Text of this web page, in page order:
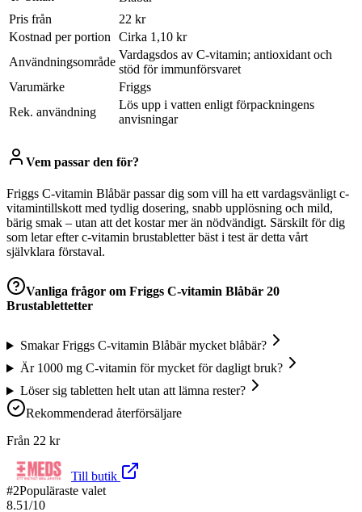
Pris från
22 kr
Kostnad per portion
Cirka 1,10 kr
Användningsområde
Vardagsdos av C-vitamin; antioxidant och
stöd för immunförsvaret
Varumärke
Friggs
Rek. användning
Lös upp i vatten enligt förpackningens
anvisningar
Vem passar den för?
Friggs C-vitamin Blåbär passar dig som vill ha ett vardagsvänligt c-
vitamintillskott med tydlig dosering, snabb upplösning och mild,
bärig smak – utan att det kostar mer än nödvändigt. Särskilt för dig
som letar efter c-vitamin brustabletter bäst i test är detta vårt
självklara förstaval.
Vanliga frågor om Friggs C-vitamin Blåbär 20
Brustablettetter
Smakar Friggs C-vitamin Blåbär mycket blåbär?
Är 1000 mg C-vitamin för mycket för dagligt bruk?
Löser sig tabletten helt utan att lämna rester?
Rekommenderad återförsäljare
Från 22 kr
Till butik
#2Populäraste valet
8.51/10